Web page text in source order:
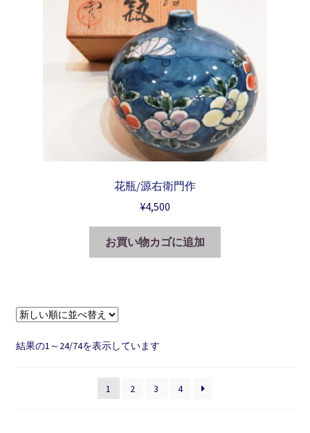
花瓶/源右衛門作
¥4,500
お買い物カゴに追加
結果の1～24/74を表示しています新
1 2 3 4